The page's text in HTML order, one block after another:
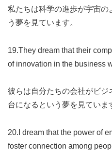
私たちは科学の進歩が宇宙
う夢を見ています。
19.They dream that their
of innovation in the business
彼らは自分たちの会社がビ
台になるという夢を見ていま
20.I dream that the power of
foster connection among